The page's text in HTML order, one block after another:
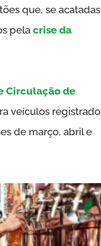
que, se
pelacrise da
Circulação de
veículos
de março, abril e